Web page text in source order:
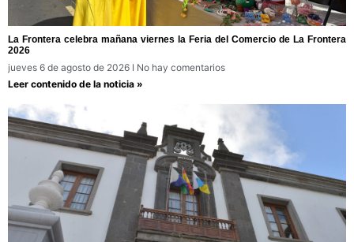
La Frontera celebra mañana viernes la Feria del Comercio de La Frontera
2026
jueves 6 de agosto de 2026
No hay comentarios
Leer contenido de la noticia »